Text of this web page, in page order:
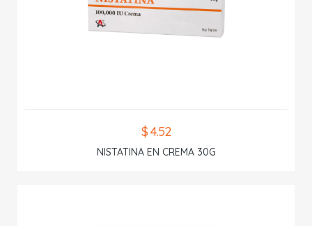
$ 4.52
NISTATINA EN CREMA 30G